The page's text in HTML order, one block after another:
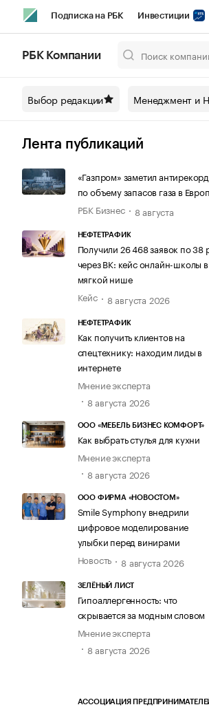
Подписка на РБК Инвестиции
Спецпроекты СПб Конференции
Технологии и медиа
РБК Компании
Выбор редакции Менеджмент и
Лента публикаций
«Газпром» заметил антирекорд
по объему запасов газа в
РБК Бизнес
8 августа
НЕФТЕТРАФИК
Получили 26 468 заявок по 38
через ВК: кейс онлайн-школы в
мягкой нише
Кейс
8 августа 2026
НЕФТЕТРАФИК
Как получить клиентов на
спецтехнику: находим лиды в
интернете
Мнение эксперта
8 августа 2026
ООО «МЕБЕЛЬ БИЗНЕС КОМФОРТ»
Как выбрать стулья для кухни
Мнение эксперта
8 августа 2026
ООО ФИРМА «НОВОСТОМ»
Smile Symphony внедрили
цифровое моделирование
улыбки перед винирами
Новость
8 августа 2026
ЗЕЛЁНЫЙ ЛИСТ
Гипоаллергенность: что
скрывается за модным словом
Мнение эксперта
8 августа 2026
АССОЦИАЦИЯ